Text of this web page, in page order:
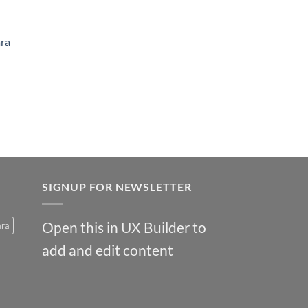
SIGNUP FOR NEWSLETTER
Open this in UX Builder to
add and edit content